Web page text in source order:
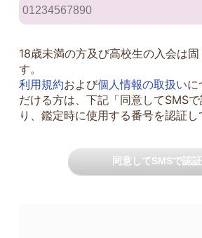
18歳未満の方及び高校生の入会は
す。
利用規約および個人情報の取扱いに
だける方は、下記「同意してSMS
り、鑑定時に使用する番号を認証し
同意してSMSで認証